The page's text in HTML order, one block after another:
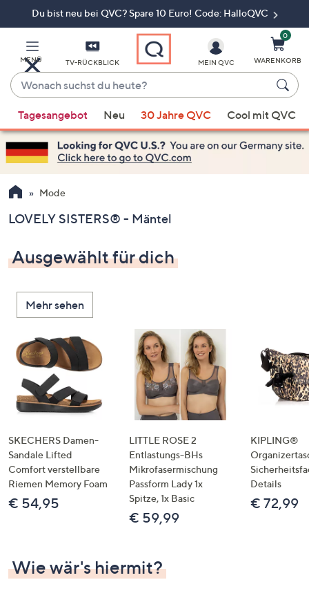
Du bist neu bei QVC? Spare 10 Euro! Code: HalloQVC
MENÜ TV-RÜCKBLICK
Wonach
suchst
du
heute?
Vorschläge
verfügbar
sind,
verwenden
Sie
Pfeiltasten
oben
und
nach
unten
oder
wischen
Sie
Touch-
Geräten
links
bzw.
rechts,
um
diese
MEIN QVC
0
WARENKORB
Tagesangebot Neu 30 Jahre QVC Cool mit QVC
Mode
LOVELY SISTERS® - Mäntel
Ausgewählt für dich
Mehr sehen
SKECHERS Damen-
Sandale Lifted
Comfort verstellbare
Riemen Memory Foam
€ 54,95
LITTLE ROSE 2
Entlastungs-BHs
Mikrofasermischung
Passform Lady 1x
Spitze, 1x Basic
€ 59,99
KIPLING®
Details
€ 72,99
Wie wär's hiermit?